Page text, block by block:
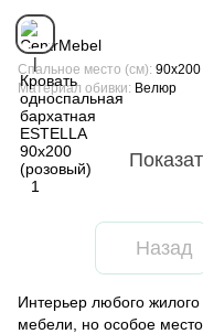
Спальное место (см) 90x200
Материал обивки
Велюр
Назад
Интерьер любого
мебели, но особое